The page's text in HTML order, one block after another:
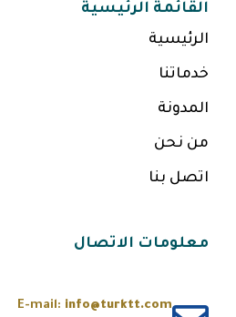
القائمة الرئيسية
الرئيسية
خدماتنا
المدونة
من نحن
اتصل بنا
معلومات الاتصال
E-mail: info@turktt.com